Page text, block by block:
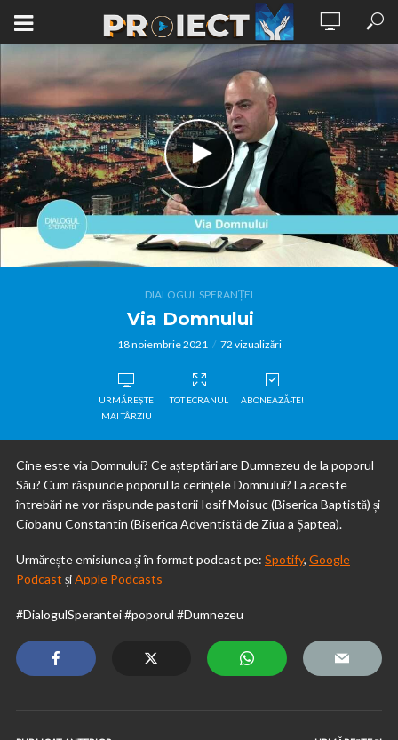
DIALOGUL SPERANȚEI
Via Domnului
18 noiembrie 2021 72 vizualizări
URMĂREȘTE
MAI TÂRZIU
TOT ECRANUL ABONEAZĂ-TE!
Cine este via Domnului? Ce așteptări are Dumnezeu de la poporul
Său? Cum răspunde poporul la cerințele Domnului? La aceste
întrebări ne vor răspunde pastorii Iosif Moisuc (Biserica Baptistă) și
Ciobanu Constantin (Biserica Adventistă de Ziua a Șaptea).
Urmărește emisiunea și în format podcast pe: Spotify, Google
Podcast șiApple Podcasts
#DialogulSperantei #poporul #Dumnezeu